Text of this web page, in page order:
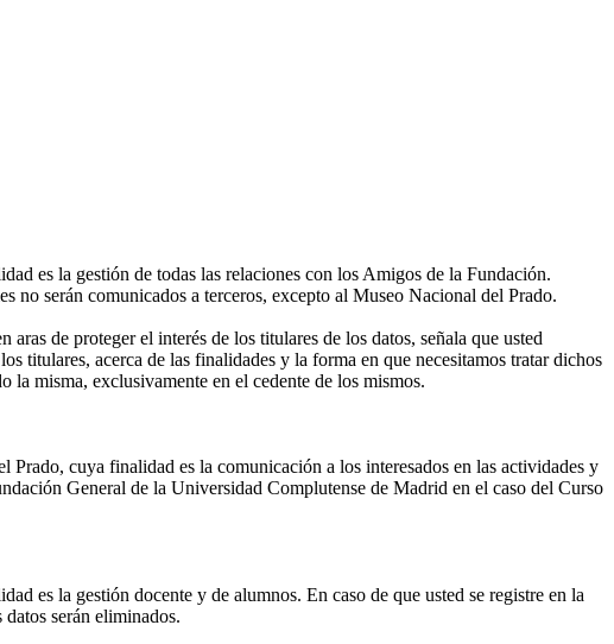
es la gestión de todas las relaciones con los Amigos de la Fundación.
no serán comunicados a terceros, excepto al Museo Nacional del Prado.
de proteger el interés de los titulares de los datos, señala que usted
titulares, acerca de las finalidades y la forma en que necesitamos tratar dichos
la misma, exclusivamente en el cedente de los mismos.
cuya finalidad es la comunicación a los interesados en las actividades y
General de la Universidad Complutense de Madrid en el caso del Curso
es la gestión docente y de alumnos. En caso de que usted se registre en la
serán eliminados.